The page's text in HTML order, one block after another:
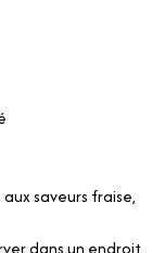
saveurs fraise,
dans un endroit